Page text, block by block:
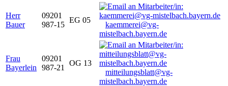
Herr
Bauer
09201
987-15
EG 05
kaemmerei@vg-
mistelbach.bayern.de
Frau
Bayerlein
09201
987-21
OG 13
mitteilungsblatt@vg-
mistelbach.bayern.de